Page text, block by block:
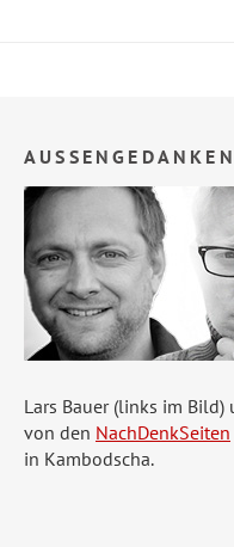
AUSSENGEDANKEN
Lars Bauer (links im Bild)
von den NachDenkSeiten
in Kambodscha.